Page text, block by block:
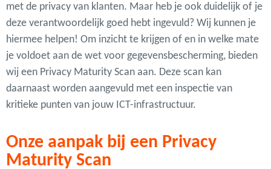
met de privacy van klanten. Maar heb je ook duidelijk of je
deze verantwoordelijk goed hebt ingevuld? Wij kunnen je
hiermee helpen! Om inzicht te krijgen of en in welke mate
je voldoet aan de wet voor gegevensbescherming, bieden
wij een Privacy Maturity Scan aan. Deze scan kan
daarnaast worden aangevuld met een inspectie van
kritieke punten van jouw ICT-infrastructuur.
Onze aanpak bij een Privacy
Maturity Scan